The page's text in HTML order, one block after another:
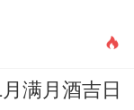
满月酒吉日